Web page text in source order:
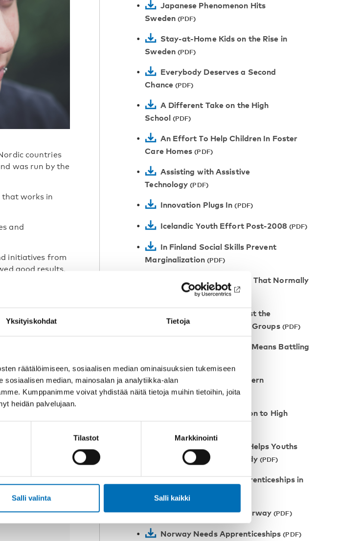
Yksityiskohdat Tietoja
räätälöimiseen, sosiaalisen median ominaisuuksien tukemiseen
median, mainosalan ja analytiikka-alan
Kumppanimme voivat yhdistää näitä tietoja muihin tietoihin, joita
heidän palvelujaan.
Tilastot Markkinointi
Salli valinta Salli kaikki
countries
was run by the
that works in
and
initiatives from
good results.
School
to Combat
new
Japanese Phenomenon Hits
Sweden
Stay-at-Home Kids on the Rise in
Sweden
Everybody Deserves a Second
Chance
A Different Take on the High
School
An Effort To Help Children In Foster
Care Homes
Assisting with Assistive
Technology
Innovation Plugs In
Icelandic Youth Effort Post-2008
In Finland Social Skills Prevent
Marginalization
A Guarantee In A World That Normally
Has None
Finnish Workshops Boost the
Confidence of Marginalized Groups
Battling Dropout Rates Means Battling
Raising the Bar in Northern
Norway
Facilitating the Transition to High
The Follow-Up Project Helps Youths
Who Neither Work Nor Study
A Contract Pushes Apprenticeships in
National Program in Norway
Norway Needs Apprenticeships